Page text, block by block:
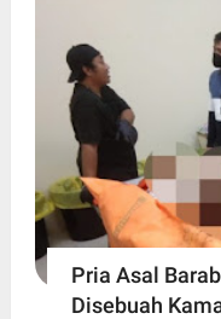
Pria Asal
Disebuah